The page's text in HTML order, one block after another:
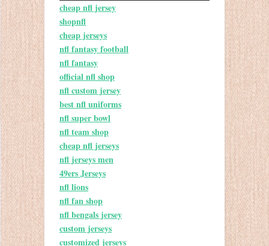
播
放
器
cheap nfl jersey
shopnfl
cheap jerseys
nfl fantasy football
nfl fantasy
official nfl shop
nfl custom jersey
best nfl uniforms
nfl super bowl
nfl team shop
cheap nfl jerseys
nfl jerseys men
49ers Jerseys
nfl lions
nfl fan shop
nfl bengals jersey
custom jerseys
customized jerseys